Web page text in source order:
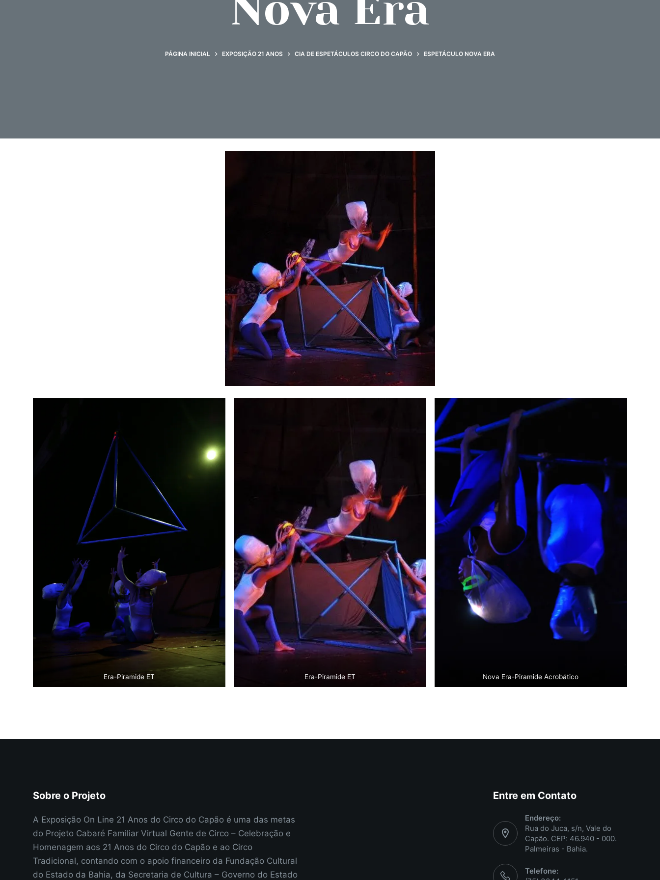
PÁGINA INICIAL EXPOSIÇÃO 21 ANOS CIA DE ESPETÁCULOS CIRCO DO CAPÃO ESPETÁCULO NOVA ERA
Era-Piramide ET Era-Piramide ET Nova Era-Piramide Acrobático
Sobre o Projeto
A Exposição On Line 21 Anos do Circo do Capão é uma das metas
do Projeto Cabaré Familiar Virtual Gente de Circo – Celebração e
Homenagem aos 21 Anos do Circo do Capão e ao Circo
Tradicional, contando com o apoio financeiro da Fundação Cultural
do Estado da Bahia, da Secretaria de Cultura – Governo do Estado
Entre em Contato
Endereço:
Rua do Juca, s/n, Vale do
Capão. CEP: 46.940 - 000.
Palmeiras - Bahia.
Telefone: